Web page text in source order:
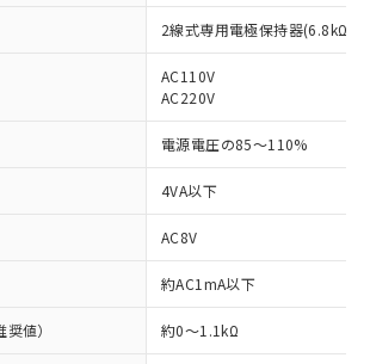
2線式専用電極保持器(6.8kΩ抵
AC110V
AC220V
電源電圧の85～110%
4VA以下
AC8V
約AC1mA以下
値） 約0～1.1kΩ
件
み：EU RoHS指令（10物質）の
応した製品が提供可能な商品で
：EU RoHS指令（10物質）の非含
た製品に切り替える予定のある